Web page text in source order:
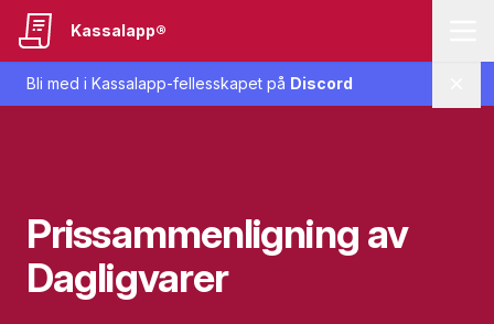
Bli med i Kassalapp-fellesskapet på Discord
Kassalapp®
Prissammenligning av
Dagligvarer